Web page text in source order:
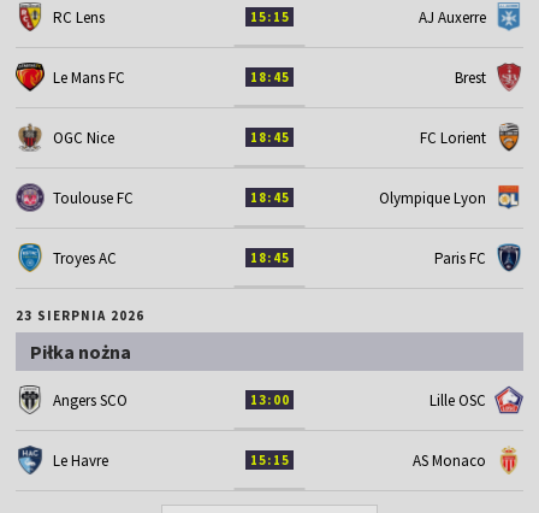
RC Lens 15:15 AJ Auxerre
Le Mans FC 18:45 Brest
OGC Nice 18:45 FC Lorient
Toulouse FC 18:45 Olympique Lyon
Troyes AC 18:45 Paris FC
23 SIERPNIA 2026
Piłka nożna
Angers SCO 13:00 Lille OSC
Le Havre 15:15 AS Monaco